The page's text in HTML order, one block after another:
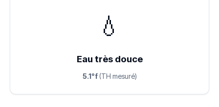
💧
Eau très douce
5.1°f(TH mesuré)